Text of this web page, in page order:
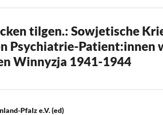
tilgen.: Sowjetische
Psychiatrie-Patient:innen
Winnyzja 1941-1944
Pfalz e.V. (ed)